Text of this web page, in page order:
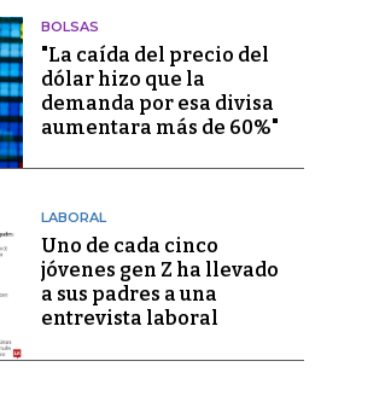
BOLSAS
"La caída del precio del
dólar hizo que la
demanda por esa divisa
aumentara más de 60%"
LABORAL
Uno de cada cinco
jóvenes gen Z ha llevado
a sus padres a una
entrevista laboral